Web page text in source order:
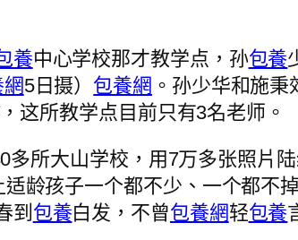
養中心学校那才教学点，孙包養
5日摄） 包養網 。孙少华和施
这所教学点目前只有3名老师。
多所大山学校，用7万多张照片
适龄孩子一个都不少、一个都不
到 包養白发，不曾包養網轻包養